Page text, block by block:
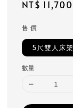
Regular
NT$ 11,700
售 價
5尺雙人床架
數量